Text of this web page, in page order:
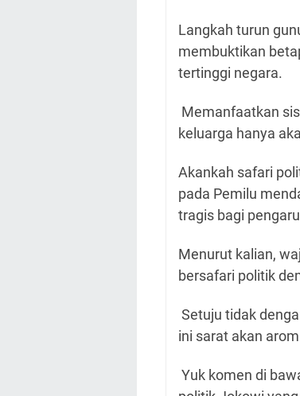
Langkah turun
membuktikan
tertinggi negara.
Memanfaatkan
keluarga hanya
Akankah safari
pada Pemilu
tragis bagi
Menurut kalian,
bersafari politik
Setuju tidak
ini sarat akan
Yuk komen di